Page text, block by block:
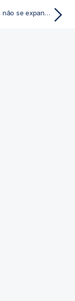
As variáveis não se expandem antes do cálculo